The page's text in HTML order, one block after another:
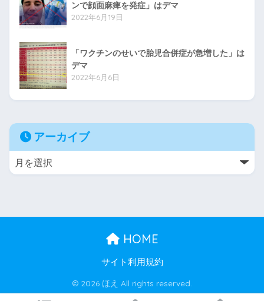
ンで顔面麻痺を発症」はデマ
2022年6月19日
「ワクチンのせいで胎児合併症が急増した」は
デマ
2022年6月6日
アーカイブ
HOME
サイト利用規約
© 2026 ほえ All rights reserved.